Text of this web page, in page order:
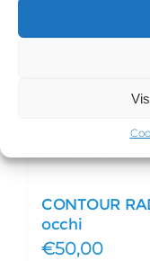
CONTOUR
occhi
€50,00